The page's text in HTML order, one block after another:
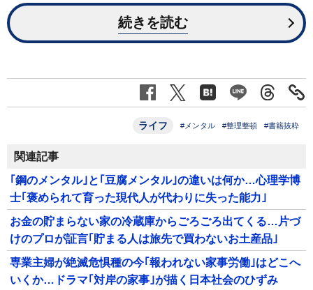
続きを読む
ライフ #メンタル #整理整頓 #書籍抜粋
関連記事
｢鋼のメンタル｣と｢豆腐メンタル｣の違いは何か…心理学博
士｢褒められて育った現代人が代わりに失った能力｣
お金の貯まらない家の冷蔵庫からごろごろ出てくる…片づ
けのプロが証言｢貯まる人は旅先で買わないお土産品｣
専業主婦が絶滅危惧種の今｢報われない家事労働｣はどこへ
いくか…ドラマ｢対岸の家事｣が描く日本社会のひずみ